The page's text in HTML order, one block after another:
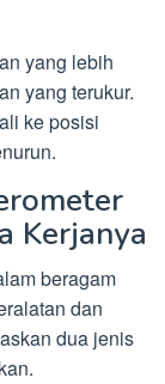
yang lebih
yang terukur.
ke posisi
Kerjanya
beragam
dan
dua jenis